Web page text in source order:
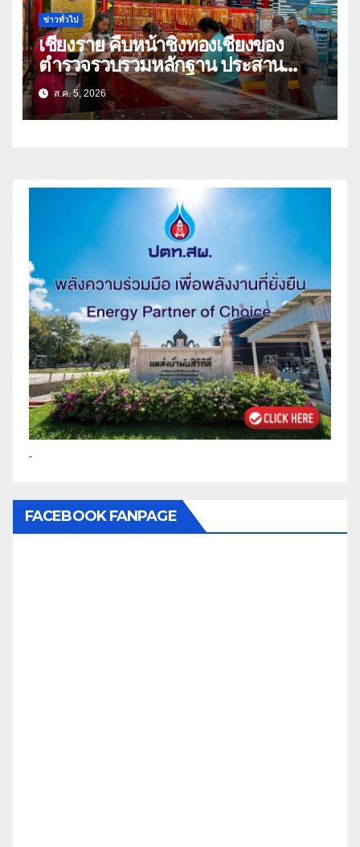
ข่าวทั่วไป
เชียงราย คืบหน้าชิงทองเชียงของ
ตำรวจรวบรวมหลักฐาน ประสาน
สปป.ลาว ติดตามจับกุม
ส.ค. 5, 2026
FACEBOOK FANPAGE